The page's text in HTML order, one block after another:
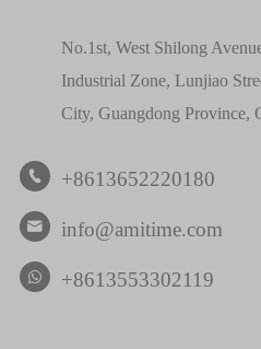
No.1st, West Shilong
Industrial Zone, Lunjiao
City, Guangdong Province,
 +8613652220180
 info@amitime.com
+8613553302119